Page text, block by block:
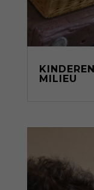
MILIEU